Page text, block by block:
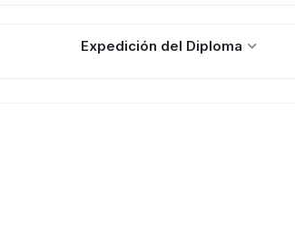
Expedición del Diploma